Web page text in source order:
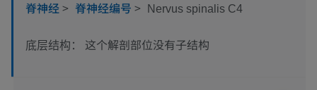
脊神经> 脊神经编号 > Nervus spinalis C4
底层结构： 这个解剖部位没有子结构